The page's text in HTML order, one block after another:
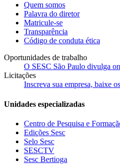
Quem somos
Palavra do diretor
Matricule-se
Transparência
Código de conduta ética
Oportunidades de trabalho
O SESC São Paulo divulga
Licitações
Inscreva sua empresa, baixe
Unidades especializadas
Centro de Pesquisa e
Edições Sesc
Selo Sesc
SESCTV
Sesc Bertioga